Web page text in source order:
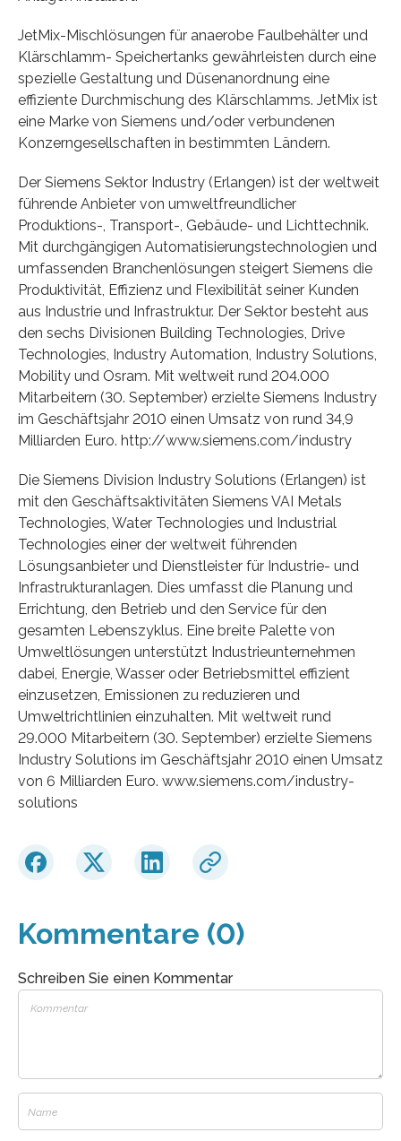
JetMix-Mischlösungen für anaerobe Faulbehälter und
Klärschlamm- Speichertanks gewährleisten durch eine
spezielle Gestaltung und Düsenanordnung eine
effiziente Durchmischung des Klärschlamms. JetMix ist
eine Marke von Siemens und/oder verbundenen
Konzerngesellschaften in bestimmten Ländern.
Der Siemens Sektor Industry (Erlangen) ist der weltweit
führende Anbieter von umweltfreundlicher
Produktions-, Transport-, Gebäude- und Lichttechnik.
Mit durchgängigen Automatisierungstechnologien und
umfassenden Branchenlösungen steigert Siemens die
Produktivität, Effizienz und Flexibilität seiner Kunden
aus Industrie und Infrastruktur. Der Sektor besteht aus
den sechs Divisionen Building Technologies, Drive
Technologies, Industry Automation, Industry Solutions,
Mobility und Osram. Mit weltweit rund 204.000
Mitarbeitern (30. September) erzielte Siemens Industry
im Geschäftsjahr 2010 einen Umsatz von rund 34,9
Milliarden Euro. http://www.siemens.com/industry
Die Siemens Division Industry Solutions (Erlangen) ist
mit den Geschäftsaktivitäten Siemens VAI Metals
Technologies, Water Technologies und Industrial
Technologies einer der weltweit führenden
Lösungsanbieter und Dienstleister für Industrie- und
Infrastrukturanlagen. Dies umfasst die Planung und
Errichtung, den Betrieb und den Service für den
gesamten Lebenszyklus. Eine breite Palette von
Umweltlösungen unterstützt Industrieunternehmen
dabei, Energie, Wasser oder Betriebsmittel effizient
einzusetzen, Emissionen zu reduzieren und
Umweltrichtlinien einzuhalten. Mit weltweit rund
29.000 Mitarbeitern (30. September) erzielte Siemens
Industry Solutions im Geschäftsjahr 2010 einen Umsatz
von 6 Milliarden Euro. www.siemens.com/industry-
solutions
Kommentare (0)
Schreiben Sie einen Kommentar